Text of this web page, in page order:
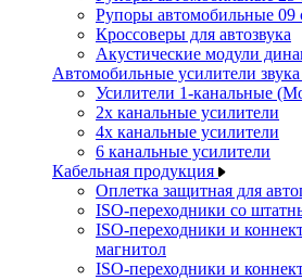
Рупоры автомобильные
Кроссоверы для автозвука
Акустические модули
Автомобильные усилители звука
Усилители 1-канальные
2х канальные усилители
4х канальные усилители
6 канальные усилители
Кабельная продукция
Оплетка защитная для
ISO-переходники со
ISO-переходники и
магнитол
ISO-переходники и